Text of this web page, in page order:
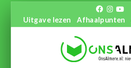
Uitgave lezen Afhaalpunten